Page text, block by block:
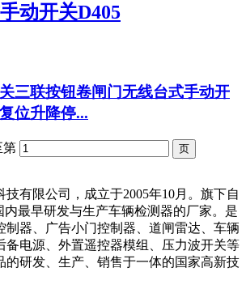
动开关D405
三联按钮卷闸门无线台式手动开
位升降停...
第
有限公司，成立于2005年10月。旗下自
内最早研发与生产车辆检测器的厂家。是
制器、广告小门控制器、道闸雷达、车辆
备电源、外置遥控器模组、压力波开关等
的研发、生产、销售于一体的国家高新技